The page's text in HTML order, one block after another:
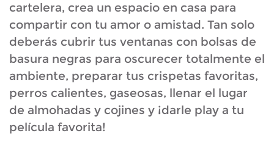
cartelera, crea un espacio en casa para
compartir con tu amor o amistad. Tan solo
deberás cubrir tus ventanas con bolsas de
basura negras para oscurecer totalmente el
ambiente, preparar tus crispetas favoritas,
perros calientes, gaseosas, llenar el lugar
de almohadas y cojines y ¡darle play a tu
película favorita!